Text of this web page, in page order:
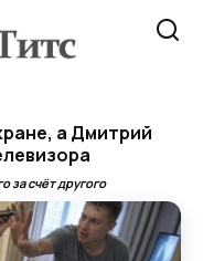
а Дмитрий
за счёт другого